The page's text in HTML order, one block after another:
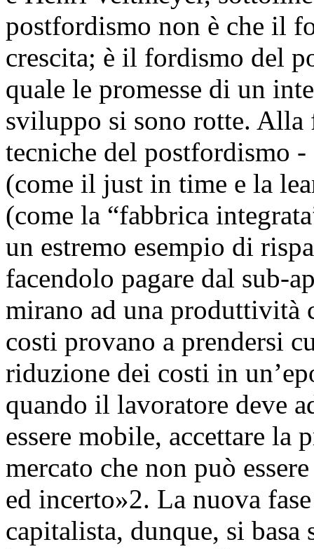
postfordismo non è che il
crescita; è il fordismo del
quale le promesse di un
sviluppo si sono rotte. Alla
tecniche del postfordismo
(come il just in time e la
(come la “fabbrica
un estremo esempio di
facendolo pagare dal sub-
mirano ad una produttività
costi provano a prendersi
riduzione dei costi in
quando il lavoratore deve
essere mobile, accettare la
mercato che non può
ed incerto»2. La nuova
capitalista, dunque, si